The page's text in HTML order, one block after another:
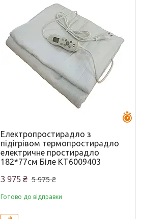
Електропростирадло з
підігрівом термопростирадло
електричне простирадло
182*77см Біле KT6009403
3 975 ₴ 5 975 ₴
Готово до відправки